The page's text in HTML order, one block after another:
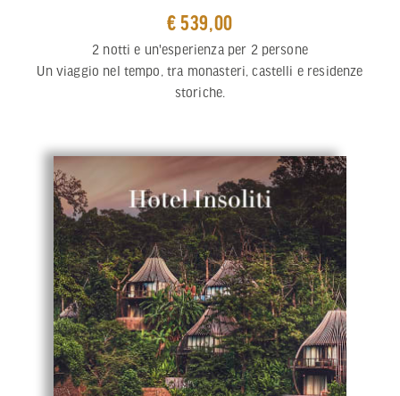
€ 539,00
2 notti e un'esperienza per 2 persone
Un viaggio nel tempo, tra monasteri, castelli e residenze
storiche.